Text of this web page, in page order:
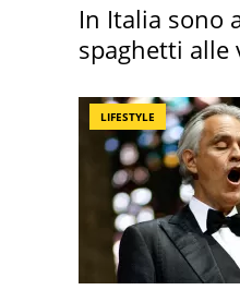
In Italia sono
spaghetti alle
LIFESTYLE